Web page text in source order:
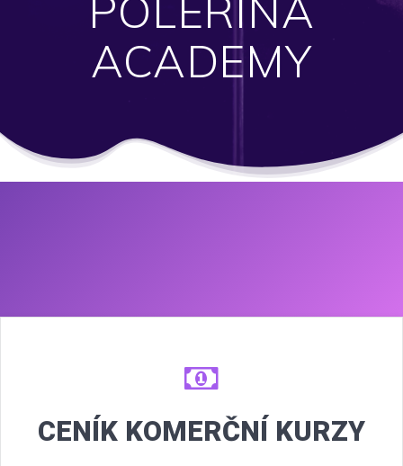
ACADEMY
CENÍK KOMERČNÍ KURZY